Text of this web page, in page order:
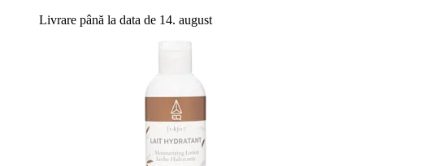
Livrare până la data de 14. august